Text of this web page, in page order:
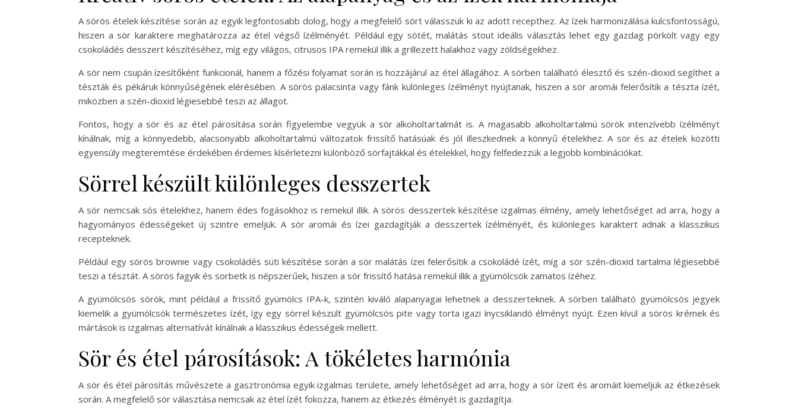
A sörös ételek készítése során az egyik legfontosabb dolog, hogy a megfelelő sört válasszuk ki az adott recepthez. Az ízek harmonizálása kulcsfontosságú,
hiszen a sör karaktere meghatározza az étel végső ízélményét. Például egy sötét, malátás stout ideális választás lehet egy gazdag pörkölt vagy egy
csokoládés desszert készítéséhez, míg egy világos, citrusos IPA remekül illik a grillezett halakhoz vagy zöldségekhez.
A sör nem csupán ízesítőként funkcionál, hanem a főzési folyamat során is hozzájárul az étel állagához. A sörben található élesztő és szén-dioxid segíthet a
tészták és pékáruk könnyűségének elérésében. A sörös palacsinta vagy fánk különleges ízélményt nyújtanak, hiszen a sör aromái felerősítik a tészta ízét,
miközben a szén-dioxid légiesebbé teszi az állagot.
Fontos, hogy a sör és az étel párosítása során figyelembe vegyük a sör alkoholtartalmát is. A magasabb alkoholtartalmú sörök intenzívebb ízélményt
kínálnak, míg a könnyedebb, alacsonyabb alkoholtartalmú változatok frissítő hatásúak és jól illeszkednek a könnyű ételekhez. A sör és az ételek közötti
egyensúly megteremtése érdekében érdemes kísérletezni különböző sörfajtákkal és ételekkel, hogy felfedezzük a legjobb kombinációkat.
Sörrel készült különleges desszertek
A sör nemcsak sós ételekhez, hanem édes fogásokhoz is remekül illik. A sörös desszertek készítése izgalmas élmény, amely lehetőséget ad arra, hogy a
hagyományos édességeket új szintre emeljük. A sör aromái és ízei gazdagítják a desszertek ízélményét, és különleges karaktert adnak a klasszikus
recepteknek.
Például egy sörös brownie vagy csokoládés süti készítése során a sör malátás ízei felerősítik a csokoládé ízét, míg a sör szén-dioxid tartalma légiesebbé
teszi a tésztát. A sörös fagyik és sorbetk is népszerűek, hiszen a sör frissítő hatása remekül illik a gyümölcsök zamatos ízéhez.
A gyümölcsös sörök, mint például a frissítő gyümölcs IPA-k, szintén kiváló alapanyagai lehetnek a desszerteknek. A sörben található gyümölcsös jegyek
kiemelik a gyümölcsök természetes ízét, így egy sörrel készült gyümölcsös pite vagy torta igazi ínycsiklandó élményt nyújt. Ezen kívül a sörös krémek és
mártások is izgalmas alternatívát kínálnak a klasszikus édességek mellett.
Sör és étel párosítások: A tökéletes harmónia
A sör és étel párosítás művészete a gasztronómia egyik izgalmas területe, amely lehetőséget ad arra, hogy a sör ízeit és aromáit kiemeljük az étkezések
során. A megfelelő sör választása nemcsak az étel ízét fokozza, hanem az étkezés élményét is gazdagítja.